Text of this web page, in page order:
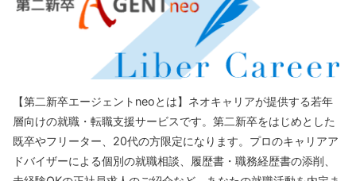
【第二新卒エージェントneoとは】ネオキャリアが提供する若年
層向けの就職・転職支援サービスです。第二新卒をはじめとした
既卒やフリーター、20代の方限定になります。プロのキャリアア
ドバイザーによる個別の就職相談、履歴書・職務経歴書の添削、